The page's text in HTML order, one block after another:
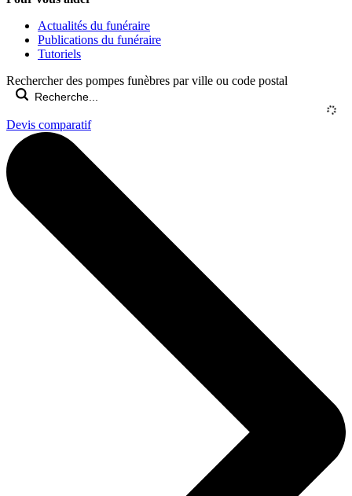
Actualités du funéraire
Publications du funéraire
Tutoriels
Rechercher des pompes funèbres par ville ou code postal
Devis comparatif